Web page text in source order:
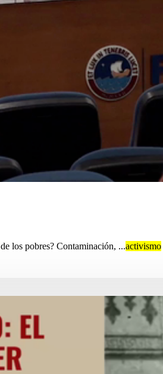
de los pobres? Contaminación, ...activismo